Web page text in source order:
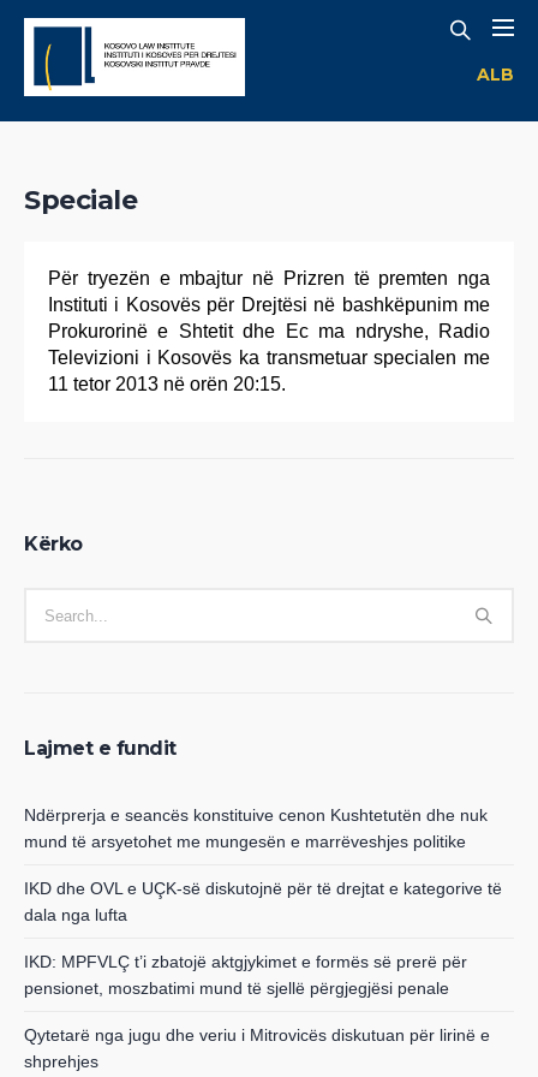
ALB
Speciale
Për tryezën e mbajtur në Prizren të premten nga
Instituti i Kosovës për Drejtësi në bashkëpunim me
Prokurorinë e Shtetit dhe Ec ma ndryshe, Radio
Televizioni i Kosovës ka transmetuar specialen me
11 tetor 2013 në orën 20:15.
Kërko
Lajmet e fundit
Ndërprerja e seancës konstituive cenon Kushtetutën dhe nuk
mund të arsyetohet me mungesën e marrëveshjes politike
IKD dhe OVL e UÇK-së diskutojnë për të drejtat e kategorive të
dala nga lufta
IKD: MPFVLÇ t’i zbatojë aktgjykimet e formës së prerë për
pensionet, moszbatimi mund të sjellë përgjegjësi penale
Qytetarë nga jugu dhe veriu i Mitrovicës diskutuan për lirinë e
shprehjes